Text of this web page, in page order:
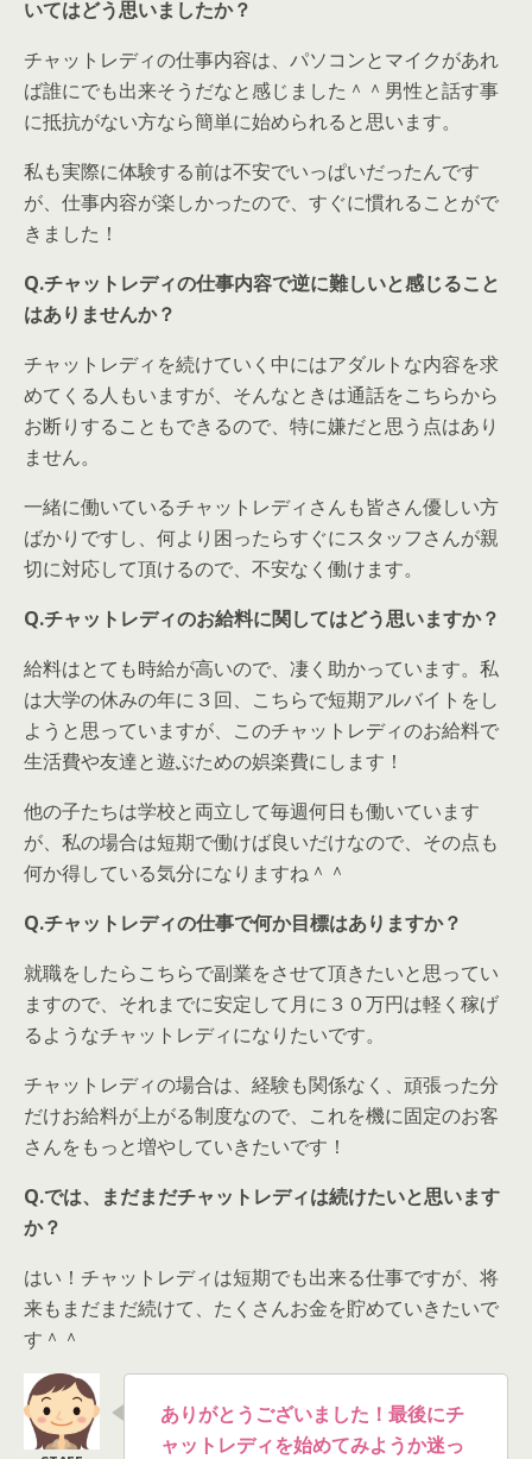
いてはどう思いましたか？
チャットレディの仕事内容は、パソコンとマイクがあれ
ば誰にでも出来そうだなと感じました＾＾男性と話す事
に抵抗がない方なら簡単に始められると思います。
私も実際に体験する前は不安でいっぱいだったんです
が、仕事内容が楽しかったので、すぐに慣れることがで
きました！
Q.チャットレディの仕事内容で逆に難しいと感じること
はありませんか？
チャットレディを続けていく中にはアダルトな内容を求
めてくる人もいますが、そんなときは通話をこちらから
お断りすることもできるので、特に嫌だと思う点はあり
ません。
一緒に働いているチャットレディさんも皆さん優しい方
ばかりですし、何より困ったらすぐにスタッフさんが親
切に対応して頂けるので、不安なく働けます。
Q.チャットレディのお給料に関してはどう思いますか？
給料はとても時給が高いので、凄く助かっています。私
は大学の休みの年に３回、こちらで短期アルバイトをし
ようと思っていますが、このチャットレディのお給料で
生活費や友達と遊ぶための娯楽費にします！
他の子たちは学校と両立して毎週何日も働いています
が、私の場合は短期で働けば良いだけなので、その点も
何か得している気分になりますね＾＾
Q.チャットレディの仕事で何か目標はありますか？
就職をしたらこちらで副業をさせて頂きたいと思ってい
ますので、それまでに安定して月に３０万円は軽く稼げ
るようなチャットレディになりたいです。
チャットレディの場合は、経験も関係なく、頑張った分
だけお給料が上がる制度なので、これを機に固定のお客
さんをもっと増やしていきたいです！
Q.では、まだまだチャットレディは続けたいと思います
か？
はい！チャットレディは短期でも出来る仕事ですが、将
来もまだまだ続けて、たくさんお金を貯めていきたいで
す＾＾
ありがとうございました！ 最後にチ
ャットレディを始めてみようか迷っ